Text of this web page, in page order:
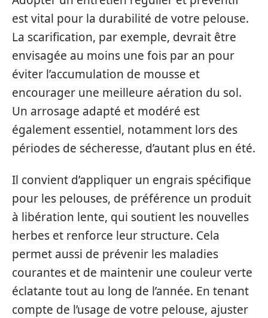
est vital pour la durabilité de votre pelouse.
La scarification, par exemple, devrait être
envisagée au moins une fois par an pour
éviter l’accumulation de mousse et
encourager une meilleure aération du sol.
Un arrosage adapté et modéré est
également essentiel, notamment lors des
périodes de sécheresse, d’autant plus en été.
Il convient d’appliquer un engrais spécifique
pour les pelouses, de préférence un produit
à libération lente, qui soutient les nouvelles
herbes et renforce leur structure. Cela
permet aussi de prévenir les maladies
courantes et de maintenir une couleur verte
éclatante tout au long de l’année. En tenant
compte de l’usage de votre pelouse, ajuster